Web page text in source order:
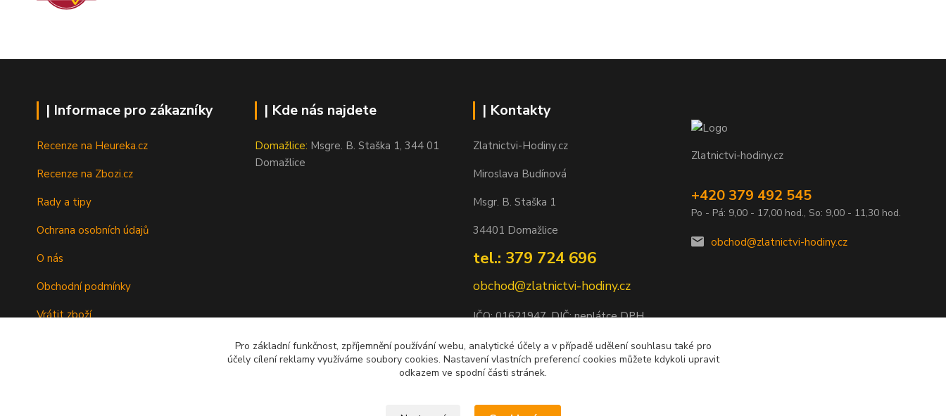
| Informace pro zákazníky
Recenze na Heureka.cz
Recenze na Zbozi.cz
Rady a tipy
Ochrana osobních údajů
O nás
Obchodní podmínky
Vrátit zboží
| Kde nás najdete
Domažlice: Msgre. B. Staška 1, 344 01
Domažlice
| Kontakty
Zlatnictvi-Hodiny.cz
Miroslava Budínová
Msgr. B. Staška 1
34401 Domažlice
tel.: 379 724 696
obchod@zlatnictvi-hodiny.cz
IČO: 01621947, DIČ: neplátce DPH
Bankovní spojení: 2500452838/2010
Zlatnictvi-hodiny.cz
+420 379 492 545
Po - Pá: 9,00 - 17,00 hod., So: 9,00 - 11,30 hod.
obchod@zlatnictvi-hodiny.cz
Pro základní funkčnost, zpříjemnění používání webu, analytické účely a v případě udělení souhlasu také pro
účely cílení reklamy využíváme soubory cookies. Nastavení vlastních preferencí cookies můžete kdykoli upravit
odkazem ve spodní části stránek.